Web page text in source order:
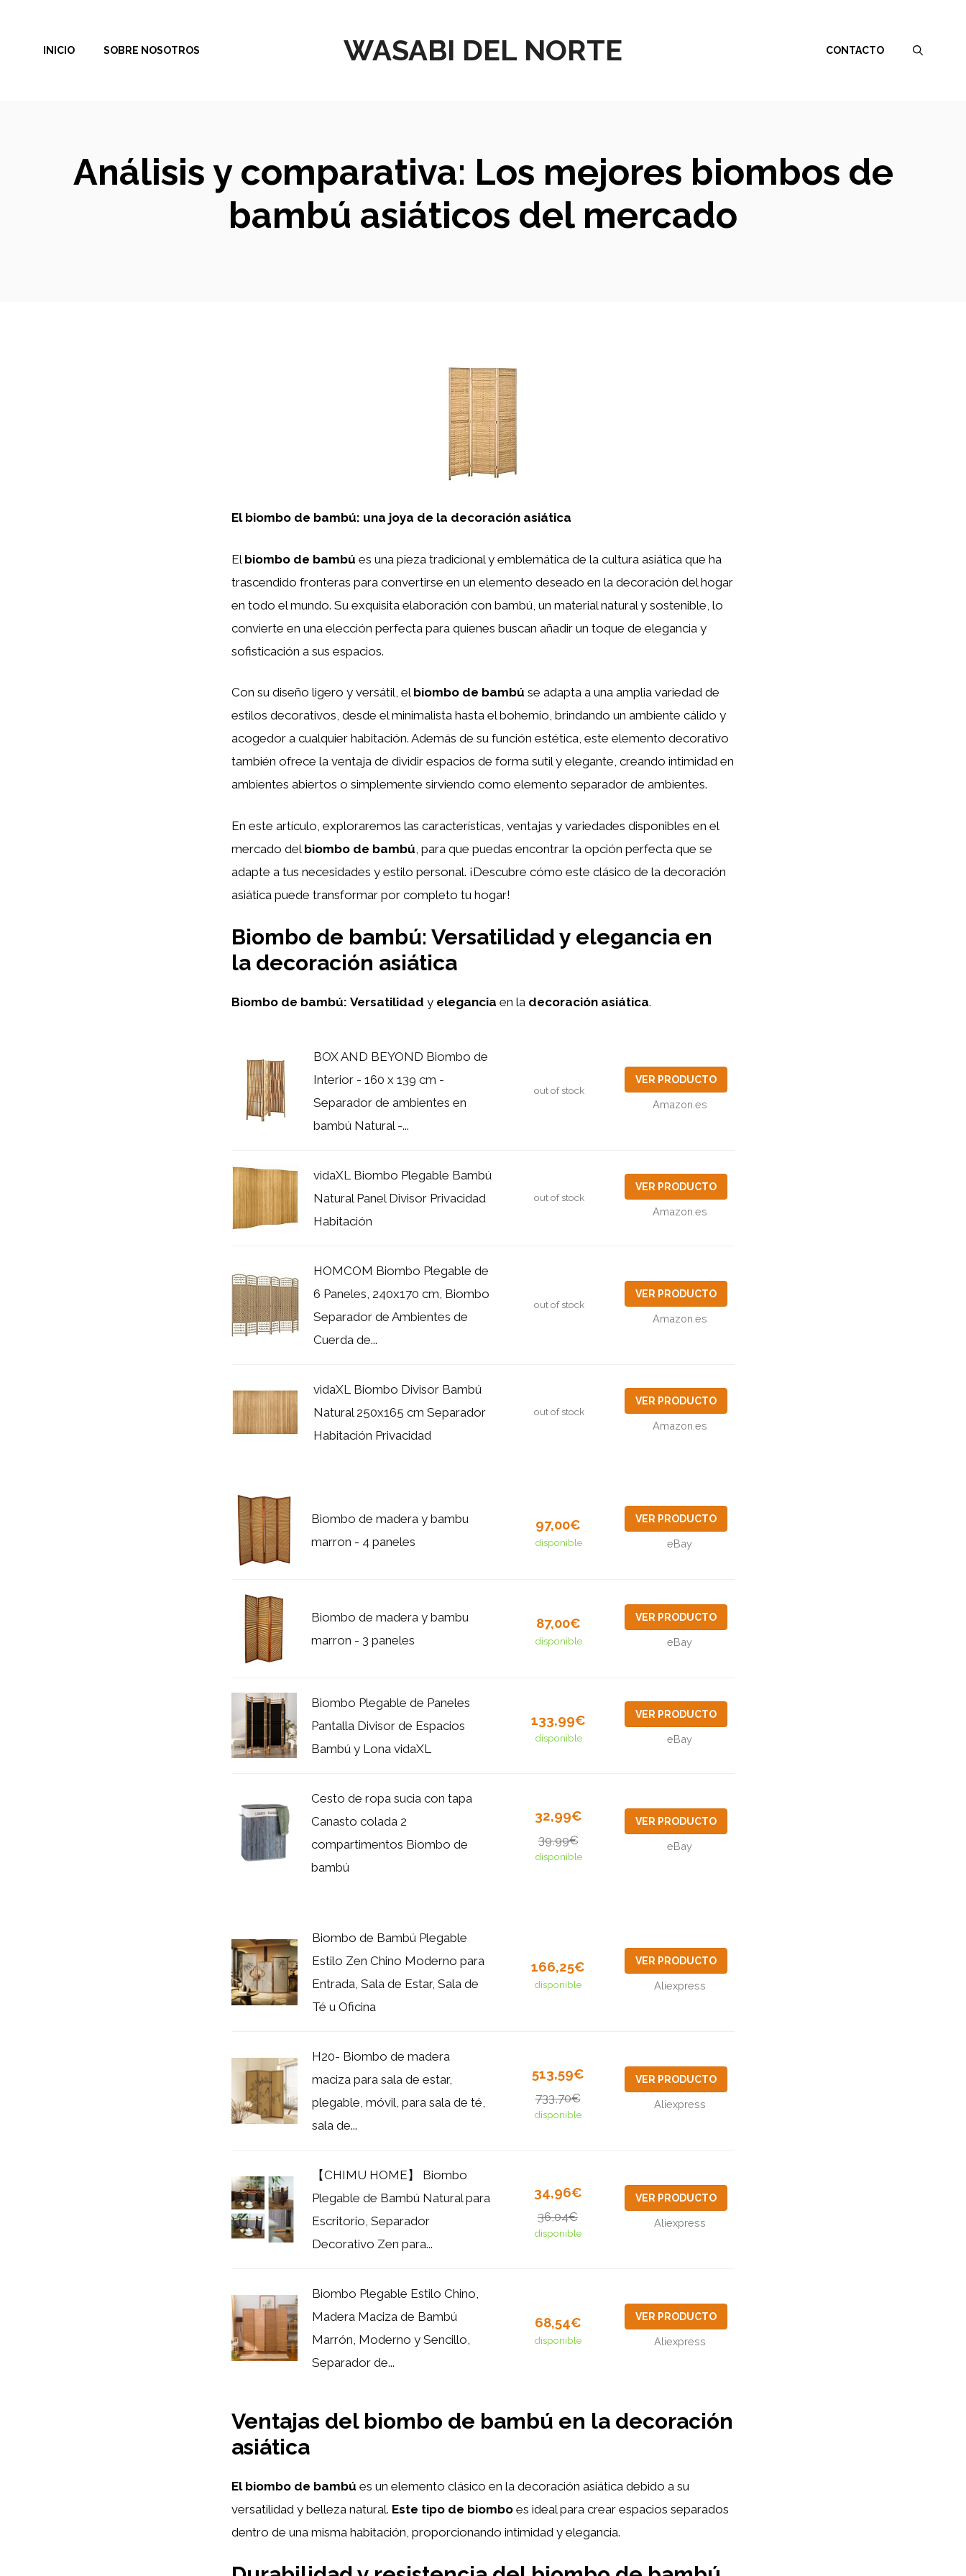
contenido
WASABI DEL NORTE
INICIO SOBRE NOSOTROS CONTACTO
Análisis y comparativa: Los mejores biombos de
bambú asiáticos del mercado
El biombo de bambú: una joya de la decoración asiática
El biombo de bambú es una pieza tradicional y emblemática de la cultura asiática que ha
trascendido fronteras para convertirse en un elemento deseado en la decoración del hogar
en todo el mundo. Su exquisita elaboración con bambú, un material natural y sostenible, lo
convierte en una elección perfecta para quienes buscan añadir un toque de elegancia y
sofisticación a sus espacios.
Con su diseño ligero y versátil, el biombo de bambú se adapta a una amplia variedad de
estilos decorativos, desde el minimalista hasta el bohemio, brindando un ambiente cálido y
acogedor a cualquier habitación. Además de su función estética, este elemento decorativo
también ofrece la ventaja de dividir espacios de forma sutil y elegante, creando intimidad en
ambientes abiertos o simplemente sirviendo como elemento separador de ambientes.
En este artículo, exploraremos las características, ventajas y variedades disponibles en el
mercado del biombo de bambú , para que puedas encontrar la opción perfecta que se
adapte a tus necesidades y estilo personal. ¡Descubre cómo este clásico de la decoración
asiática puede transformar por completo tu hogar!
Biombo de bambú: Versatilidad y elegancia en
la decoración asiática
Biombo de bambú: Versatilidad y elegancia en la decoración asiática.
BOX AND BEYOND Biombo de
Interior - 160 x 139 cm -
Separador de ambientes en
bambú Natural -...
out of stock
VER PRODUCTO
Amazon.es
vidaXL Biombo Plegable Bambú
Natural Panel Divisor Privacidad
Habitación
out of stock
VER PRODUCTO
Amazon.es
HOMCOM Biombo Plegable de
6 Paneles, 240x170 cm, Biombo
Separador de Ambientes de
Cuerda de...
out of stock
VER PRODUCTO
Amazon.es
vidaXL Biombo Divisor Bambú
Natural 250x165 cm Separador
Habitación Privacidad
out of stock
VER PRODUCTO
Amazon.es
Biombo de madera y bambu
marron - 4 paneles
97,00€
disponible
VER PRODUCTO
eBay
Biombo de madera y bambu
marron - 3 paneles
87,00€
disponible
VER PRODUCTO
eBay
Biombo Plegable de Paneles
Pantalla Divisor de Espacios
Bambú y Lona vidaXL
133,99€
disponible
VER PRODUCTO
eBay
Cesto de ropa sucia con tapa
Canasto colada 2
compartimentos Biombo de
bambú
32,99€
39,99€
disponible
VER PRODUCTO
eBay
Biombo de Bambú Plegable
Estilo Zen Chino Moderno para
Entrada, Sala de Estar, Sala de
Té u Oficina
166,25€
disponible
VER PRODUCTO
Aliexpress
H20- Biombo de madera
maciza para sala de estar,
plegable, móvil, para sala de té,
sala de...
513,59€
733,70€
disponible
VER PRODUCTO
Aliexpress
【CHIMU HOME】 Biombo
Plegable de Bambú Natural para
Escritorio, Separador
Decorativo Zen para...
34,96€
36,04€
disponible
VER PRODUCTO
Aliexpress
Biombo Plegable Estilo Chino,
Madera Maciza de Bambú
Marrón, Moderno y Sencillo,
Separador de...
68,54€
disponible
VER PRODUCTO
Aliexpress
Ventajas del biombo de bambú en la decoración
asiática
El biombo de bambú es un elemento clásico en la decoración asiática debido a su
versatilidad y belleza natural. Este tipo de biombo es ideal para crear espacios separados
dentro de una misma habitación, proporcionando intimidad y elegancia.